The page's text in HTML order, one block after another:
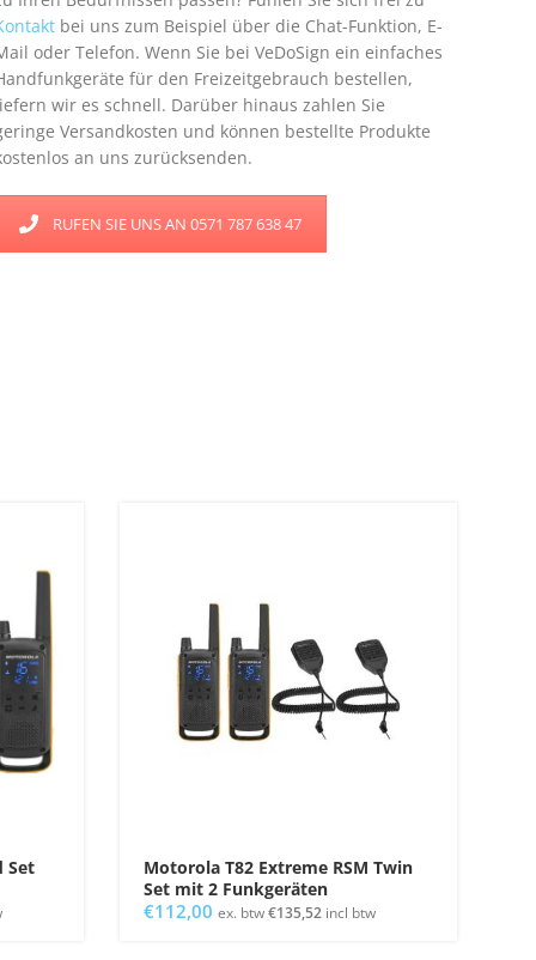
bei uns zum Beispiel über die Chat-Funktion, E-
oder Telefon. Wenn Sie bei VeDoSign ein einfaches
für den Freizeitgebrauch bestellen,
wir es schnell. Darüber hinaus zahlen Sie
Versandkosten und können bestellte Produkte
an uns zurücksenden.
RUFEN SIE UNS AN 0571 787 638 47
Set
Motorola T82 Extreme RSM Twin
Set mit 2 Funkgeräten
€112,00 ex. btw€135,52 incl btw